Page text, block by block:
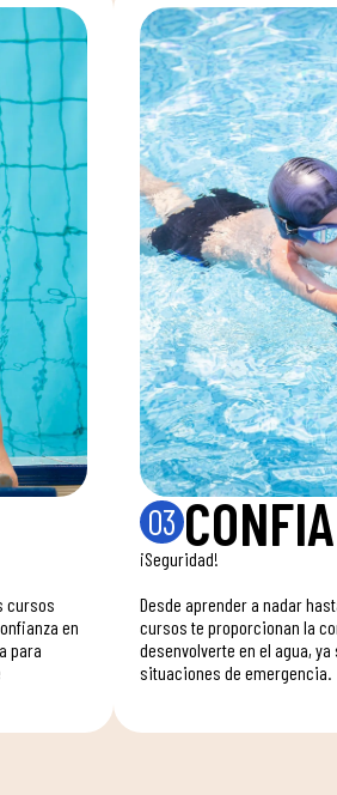
cursos
en
para
03
¡Seguridad!
Desde aprender a nadar
cursos te proporcionan la
desenvolverte en el agua,
situaciones de emergencia.